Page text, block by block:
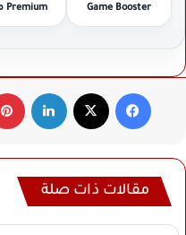
Game Booster
Premium مهكر
فيسبوك لينكدإن
مقالات ذات صلة